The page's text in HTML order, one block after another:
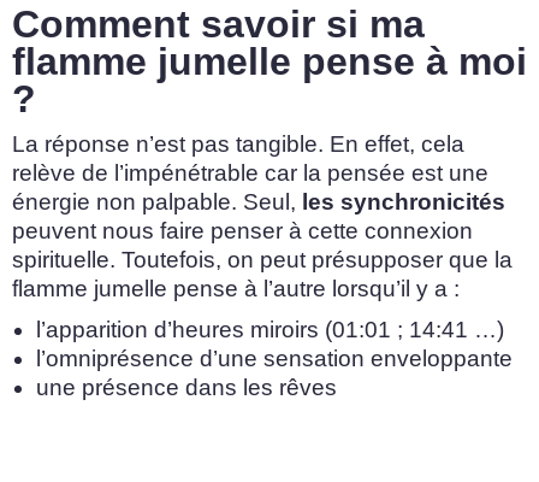
Comment savoir si ma
flamme jumelle pense à moi
?
La réponse n’est pas tangible. En effet, cela
relève de l’impénétrable car la pensée est une
énergie non palpable. Seul, les synchronicités
peuvent nous faire penser à cette connexion
spirituelle. Toutefois, on peut présupposer que la
flamme jumelle pense à l’autre lorsqu’il y a :
l’apparition d’heures miroirs (01:01 ; 14:41 …)
l’omniprésence d’une sensation enveloppante
une présence dans les rêves